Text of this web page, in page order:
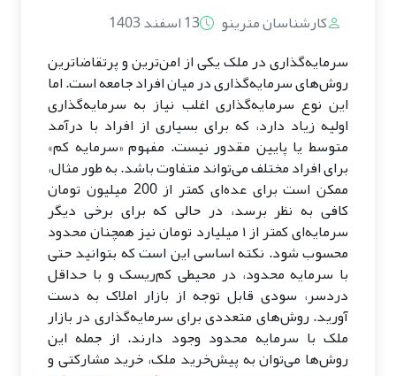
کارشناسان مترینو
13 اسفند 1403
سرمایه‌گذاری در ملک یکی از امن‌ترین و پرتقاضاترین
روش‌های سرمایه‌گذاری در میان افراد جامعه است. اما
این نوع سرمایه‌گذاری اغلب نیاز به سرمایه‌گذاری
اولیه زیاد دارد، که برای بسیاری از افراد با درآمد
متوسط یا پایین مقدور نیست. مفهوم «سرمایه کم»
برای افراد مختلف می‌تواند متفاوت باشد. به طور مثال،
ممکن است برای عده‌ای کمتر از 200 میلیون تومان
کافی به نظر برسد، در حالی که برای برخی دیگر
سرمایه‌ای کمتر از ۱ میلیارد تومان نیز همچنان محدود
محسوب شود. نکته اساسی این است که بتوانید حتی
با سرمایه محدود، در محیطی کم‌ریسک و با حداقل
دردسر، سودی قابل توجه از بازار املاک به دست
آورید. روش‌های متعددی برای سرمایه‌گذاری در بازار
ملک با سرمایه محدود وجود دارند. از جمله این
روش‌ها می‌توان به پیش‌خرید ملک، خرید مشارکتی و